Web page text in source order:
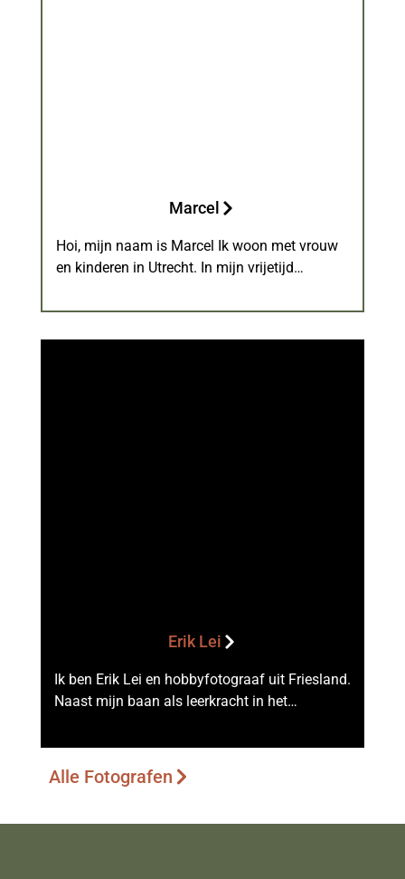
Marcel
Hoi, mijn naam is Marcel Ik woon met vrouw
en kinderen in Utrecht. In mijn vrijetijd…
Erik Lei
Ik ben Erik Lei en hobbyfotograaf uit Friesland.
Naast mijn baan als leerkracht in het…
Alle Fotografen